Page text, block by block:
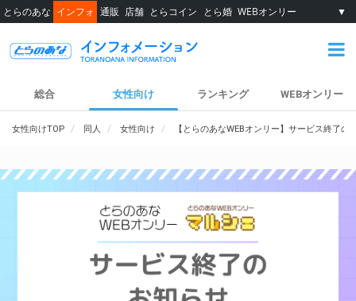
とらのあな インフォ 通販 店舗 とらコイン とら婚 WEBオンリー ▼
総合 女性向け ランキング WEBオンリー
女性向けTOP 同人 女性向け 【とらのあなWEBオンリー】サービス終了の